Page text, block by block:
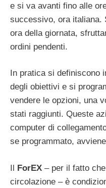
e si va avanti fino alle
successivo, ora italiana.
ora della giornata,
ordini pendenti.
In pratica si definiscono
degli obiettivi e si
vendere le opzioni, una
stati raggiunti. Queste
computer di
se programmato,
Il ForEX – per il fatto
circolazione – è